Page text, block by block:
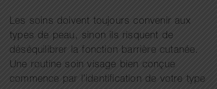
Les soins doivent toujours convenir aux
types de peau, sinon ils risquent de
déséquilibrer la fonction barrière cutanée.
Une routine soin visage bien conçue
commence par l’identification de votre type